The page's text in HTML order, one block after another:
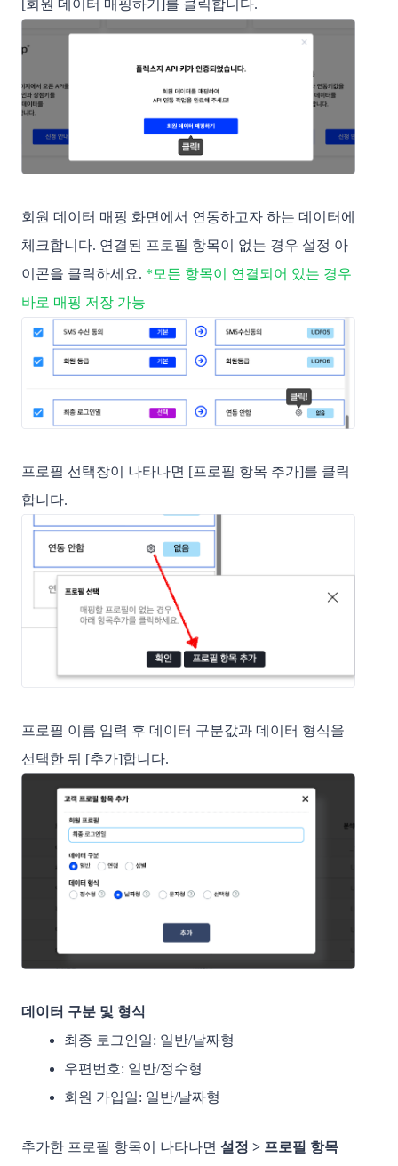
[회원 데이터 매핑하기]를 클릭합니다.
회원 데이터 매핑 화면에서 연동하고자 하는 데이터에
체크합니다. 연결된 프로필 항목이 없는 경우 설정 아
이콘을 클릭하세요. *모든 항목이 연결되어 있는 경우
바로 매핑 저장 가능
프로필 선택창이 나타나면 [프로필 항목 추가]를 클릭
합니다.
프로필 이름 입력 후 데이터 구분값과 데이터 형식을
선택한 뒤 [추가]합니다.
데이터 구분 및 형식
최종 로그인일: 일반/날짜형
우편번호: 일반/정수형
회원 가입일: 일반/날짜형
추가한 프로필 항목이 나타나면 설정 > 프로필 항목